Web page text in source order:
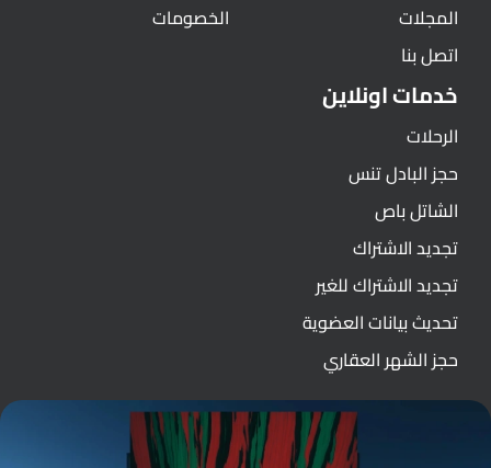
المجلات
اتصل بنا
الخصومات
خدمات اونلاين
الرحلات
حجز البادل تنس
الشاتل باص
تجديد الاشتراك
تجديد الاشتراك للغير
تحديث بيانات العضوية
حجز الشهر العقاري